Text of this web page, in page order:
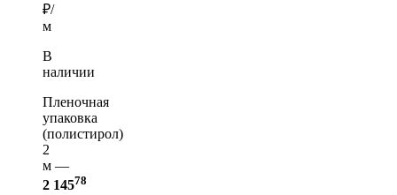
₽/
м
В
наличии
Пленочная
упаковка
(полистирол)
2
м —
2 14578